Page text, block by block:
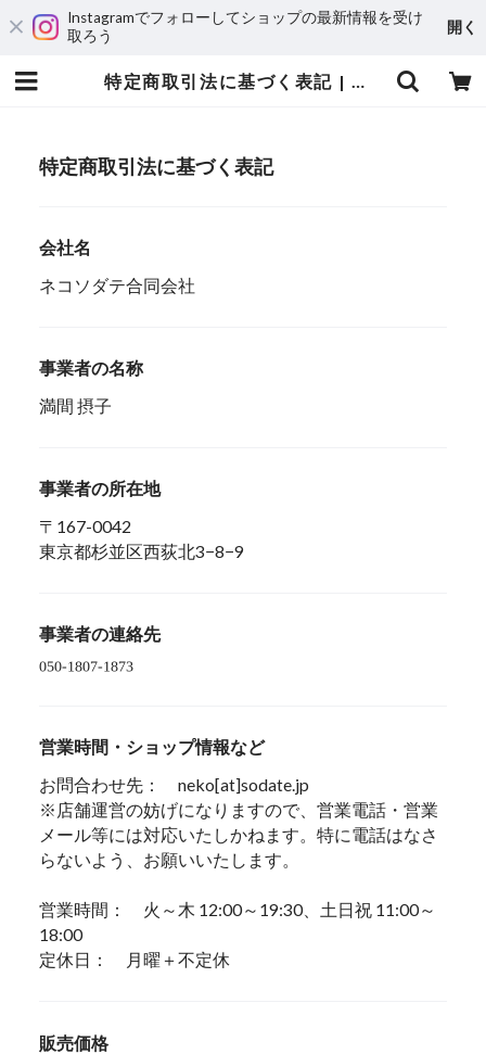
Instagramでフォローしてショップの最新情報を受け
取ろう
開く
特定商取引法に基づく表記 | ネコソダテ 猫用首輪専門店～猫の首輪・迷子札・猫用品・猫雑貨～
特定商取引法に基づく表記
会社名
ネコソダテ合同会社
事業者の名称
満間 摂子
事業者の所在地
〒167-0042
東京都杉並区西荻北3−8−9
事業者の連絡先
営業時間・ショップ情報など
お問合わせ先： neko[at]sodate.jp
※店舗運営の妨げになりますので、営業電話・営業
メール等には対応いたしかねます。特に電話はなさ
らないよう、お願いいたします。
営業時間： 火～木 12:00～19:30、土日祝 11:00～
18:00
定休日： 月曜＋不定休
販売価格